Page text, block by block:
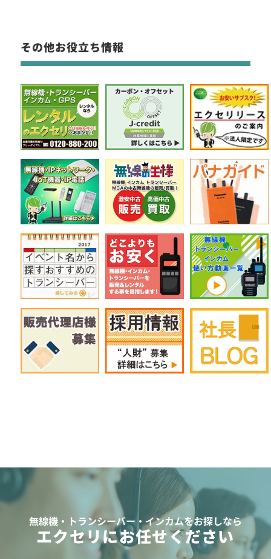
その他お役立ち情報
無線機・トランシーバー・インカムをお探しなら
エクセリにお任せください